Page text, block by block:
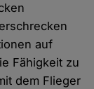
auf
Fähigkeit zu
dem Flieger